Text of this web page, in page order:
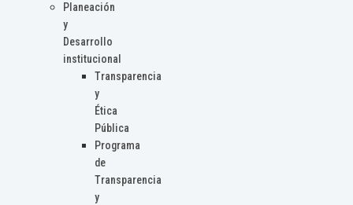
Planeación
y
Desarrollo
institucional
Transparencia
y
Ética
Pública
Programa
de
Transparencia
y